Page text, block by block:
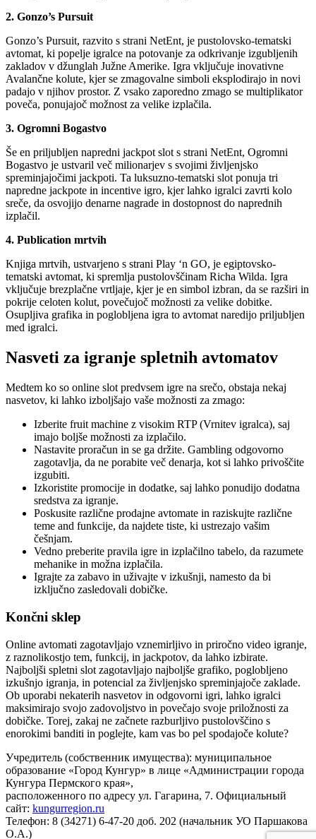
2. Gonzo’s Pursuit
Gonzo’s Pursuit, razvito s strani NetEnt, je pustolovsko-tematski
avtomat, ki popelje igralce na potovanje za odkrivanje izgubljenih
zakladov v džunglah Južne Amerike. Igra vključuje inovativne
Avalančne kolute, kjer se zmagovalne simboli eksplodirajo in novi
padajo v njihov prostor. Z vsako zaporedno zmago se multiplikator
poveča, ponujajoč možnost za velike izplačila.
3. Ogromni Bogastvo
Še en priljubljen napredni jackpot slot s strani NetEnt, Ogromni
Bogastvo je ustvaril več milionarjev s svojimi življenjsko
spreminjajočimi jackpoti. Ta luksuzno-tematski slot ponuja tri
napredne jackpote in incentive igro, kjer lahko igralci zavrti kolo
sreče, da osvojijo denarne nagrade in dostopnost do naprednih
izplačil.
4. Publication mrtvih
Knjiga mrtvih, ustvarjeno s strani Play ‘n GO, je egiptovsko-
tematski avtomat, ki spremlja pustolovščinam Richa Wilda. Igra
vključuje brezplačne vrtljaje, kjer je en simbol izbran, da se razširi in
pokrije celoten kolut, povečujoč možnosti za velike dobitke.
Osupljiva grafika in poglobljena igra to avtomat naredijo priljubljen
med igralci.
Nasveti za igranje spletnih avtomatov
Medtem ko so online slot predvsem igre na srečo, obstaja nekaj
nasvetov, ki lahko izboljšajo vaše možnosti za zmago:
Izberite fruit machine z visokim RTP (Vrnitev igralca), saj
imajo boljše možnosti za izplačilo.
Nastavite proračun in se ga držite. Gambling odgovorno
zagotavlja, da ne porabite več denarja, kot si lahko privoščite
izgubiti.
Izkoristite promocije in dodatke, saj lahko ponudijo dodatna
sredstva za igranje.
Poskusite različne prodajne avtomate in raziskujte različne
teme and funkcije, da najdete tiste, ki ustrezajo vašim
češnjam.
Vedno preberite pravila igre in izplačilno tabelo, da razumete
mehanike in možna izplačila.
Igrajte za zabavo in uživajte v izkušnji, namesto da bi
izključno zasledovali dobičke.
Končni sklep
Online avtomati zagotavljajo vznemirljivo in priročno video igranje,
z raznolikostjo tem, funkcij, in jackpotov, da lahko izbirate.
Najboljši spletni slot zagotavljajo najboljše grafiko, poglobljeno
izkušnjo igranja, in potencial za življenjsko spreminjajoče zaklade.
Ob uporabi nekaterih nasvetov in odgovorni igri, lahko igralci
maksimirajo svojo zadovoljstvo in povečajo svoje priložnosti za
dobičke. Torej, zakaj ne začnete razburljivo pustolovščino s
enorokimi banditi in poglejte, kam vas bo pel spodajoče kolute?
Учредитель (собственник имущества): муниципальное
образование «Город Кунгур» в лице «Администрации города
Кунгура Пермского края»,
расположенного по адресу ул. Гагарина, 7. Официальный
сайт: kungurregion.ru
Телефон: 8 (34271) 6-47-20 доб. 202 (начальник УО Паршакова
О.А.)